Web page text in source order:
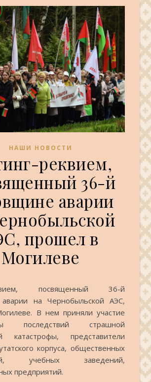
НАШИ НОВОСТИ
реквием,
36-й
аварии
прошел в
Могилеве
на Чернобыльской АЭС,
В нем приняли участие
последствий страшной
катастрофы, представители
корпуса, общественных
учебных заведений,
предприятий.